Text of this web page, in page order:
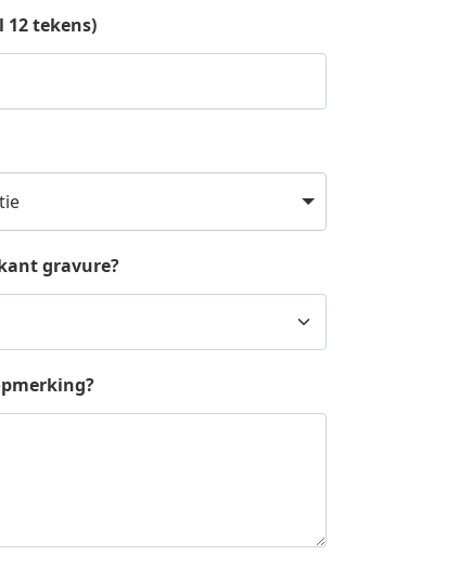
12 tekens)
gravure?